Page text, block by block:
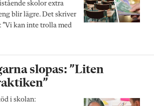
skolor extra
blir lägre. Det skriver
kan inte trolla med
slopas: ”Liten
i skolan: